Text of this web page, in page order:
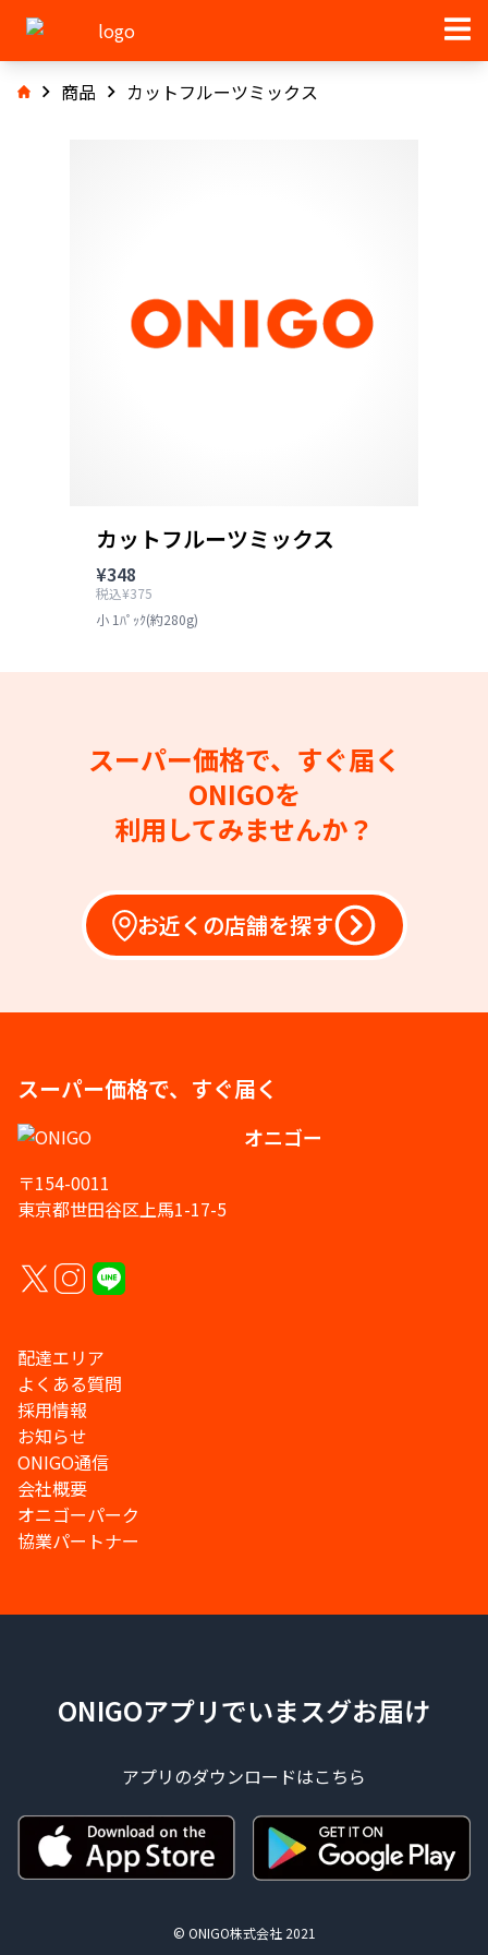
商品 カットフルーツミックス
カットフルーツミックス
¥348
税込¥375
小 1ﾊﾟｯｸ(約280g)
スーパー価格で、すぐ届く
ONIGOを
利用してみませんか？
お近くの店舗を探す
スーパー価格で、すぐ届く
オニゴー
〒154-0011
東京都世田谷区上馬1-17-5
配達エリア
よくある質問
採用情報
お知らせ
ONIGO通信
会社概要
オニゴーパーク
協業パートナー
ONIGOアプリでいまスグお届け
アプリのダウンロードはこちら
© ONIGO株式会社 2021